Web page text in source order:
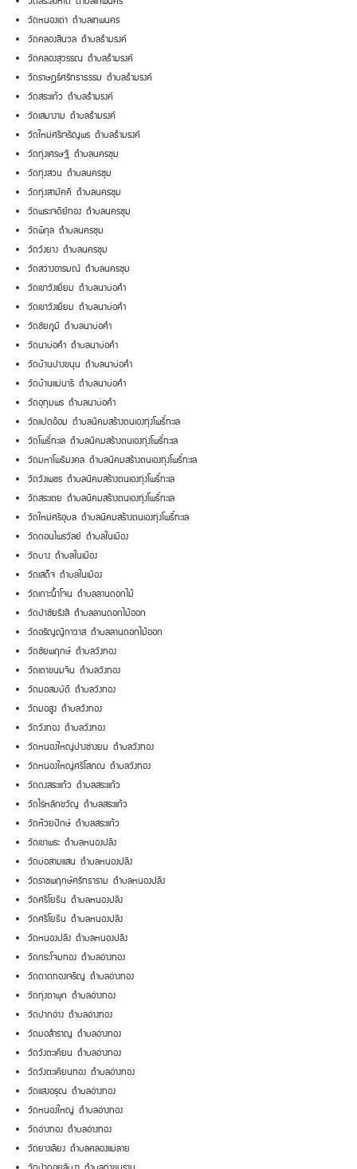
วัดหนองเต่า ตำบลเทพนคร
วัดคลองสีนวล ตำบลธำมรงค์
วัดคลองสุวรรณ ตำบลธำมรงค์
วัดราษฎร์ศรัทธาธรรม ตำบลธำมรงค์
วัดสระแก้ว ตำบลธำมรงค์
วัดเสมางาม ตำบลธำมรงค์
วัดใหม่ศรีเจริญพร ตำบลธำมรงค์
วัดทุ่งเศรษฐี ตำบลนครชุม
วัดทุ่งสวน ตำบลนครชุม
วัดทุ่งสามัคคี ตำบลนครชุม
วัดพระเจดีย์ทอง ตำบลนครชุม
วัดพิกุล ตำบลนครชุม
วัดวังยาง ตำบลนครชุม
วัดสว่างอารมณ์ ตำบลนครชุม
วัดเขาวังเยี่ยม ตำบลนาบ่อคำ
วัดเขาวังเยี่ยม ตำบลนาบ่อคำ
วัดชัยภูมิ ตำบลนาบ่อคำ
วัดนาบ่อคำ ตำบลนาบ่อคำ
วัดบ้านปางขนุน ตำบลนาบ่อคำ
วัดบ้านแม่นารี ตำบลนาบ่อคำ
วัดอุทุมพร ตำบลนาบ่อคำ
วัดแปดอ้อม ตำบลนิคมสร้างตนเองทุ่งโพธิ์ทะเล
วัดโพธิ์ทะเล ตำบลนิคมสร้างตนเองทุ่งโพธิ์ทะเล
วัดมหาโพธิมงคล ตำบลนิคมสร้างตนเองทุ่งโพธิ์ทะเล
วัดวังเพชร ตำบลนิคมสร้างตนเองทุ่งโพธิ์ทะเล
วัดสระเตย ตำบลนิคมสร้างตนเองทุ่งโพธิ์ทะเล
วัดใหม่ศรีอุบล ตำบลนิคมสร้างตนเองทุ่งโพธิ์ทะเล
วัดดอนไพรวัลย์ ตำบลในเมือง
วัดบาง ตำบลในเมือง
วัดเสด็จ ตำบลในเมือง
วัดเกาะน้ำโจน ตำบลลานดอกไม้
วัดป่าชัยรังสี ตำบลลานดอกไม้ออก
วัดอรัญญิกาวาส ตำบลลานดอกไม้ออก
วัดชัยพฤกษ์ ตำบลวังทอง
วัดเตาขนมจีน ตำบลวังทอง
วัดมอสมบัติ ตำบลวังทอง
วัดมอสูง ตำบลวังทอง
วัดวังทอง ตำบลวังทอง
วัดหนองใหญ่ปางช่างยม ตำบลวังทอง
วัดหนองใหญ่ศรีโสภณ ตำบลวังทอง
วัดดงสระแก้ว ตำบลสระแก้ว
วัดไร่หลักขวัญ ตำบลสระแก้ว
วัดห้วยปักษ์ ตำบลสระแก้ว
วัดเขาพระ ตำบลหนองปลิง
วัดบ่อสามแสน ตำบลหนองปลิง
วัดราชพฤกษ์ศรัทธาราม ตำบลหนองปลิง
วัดศรีโยธิน ตำบลหนองปลิง
วัดศรีโยธิน ตำบลหนองปลิง
วัดหนองปลิง ตำบลหนองปลิง
วัดกระโจมทอง ตำบลอ่างทอง
วัดดาดทองเจริญ ตำบลอ่างทอง
วัดทุ่งตาพุก ตำบลอ่างทอง
วัดปากอ่าง ตำบลอ่างทอง
วัดมอสำราญ ตำบลอ่างทอง
วัดวังตะเคียน ตำบลอ่างทอง
วัดวังตะเคียนทอง ตำบลอ่างทอง
วัดแสงอรุณ ตำบลอ่างทอง
วัดหนองใหญ่ ตำบลอ่างทอง
วัดอ่างทอง ตำบลอ่างทอง
วัดยางเลียง ตำบลคลองแม่ลาย